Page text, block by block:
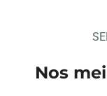
Nos